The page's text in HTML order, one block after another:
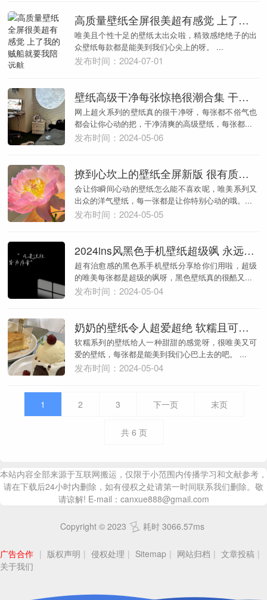
高质量壁纸全屏很美超有感觉 上了我的贼船就要我陪远航
唯美且个性十足的壁纸太出众啦，精致感绝绝子的出
众壁纸每款都是能美到我们心尖上的呀。 ...
发布时间：2024-07-01
壁纸高级干净每张惊艳很潮合集 干净系列的壁纸全屏合集
网上超火系列的壁纸真的很干净呀，每张都不俗气也
都会让你心动的把，干净清爽的高级壁纸，每张都...
发布时间：2024-05-06
撩到心坎上的壁纸全屏新版 很有质感的壁纸全网超火
会让你瞬间心动的壁纸怎么能不喜欢呢，唯美系列又
出众的洋气壁纸，每一张都是让你特别心动的哦。...
发布时间：2024-05-05
2024ins风黑色手机壁纸超级飒 永远相信美好的事即将发生
超有治愈感的黑色系手机壁纸分享给你们用啦，超级
的唯美每张都是超级的飒呀，黑色壁纸真的很酷又...
发布时间：2024-05-04
奶奶的壁纸令人超爱超绝 软糯且可爱的绝美壁纸合集
软糯系列的壁纸给人一种甜甜的感觉呀，很唯美又可
爱的壁纸，每张都是能美到我们心巴上去的吧。 ...
发布时间：2024-05-04
1 2 3 下一页 末页
共 6 页
本站内容全部来源于互联网搬运，仅限于小范围内传播学习和文献参考，
请在下载后24小时内删除，如有侵权之处请第一时间联系我们删除。敬
请谅解! E-mail：canxue888@gmail.com
Copyright © 2023 耗时 3066.57ms
广告合作 | 版权声明 | 侵权处理 | Sitemap | 网站归档 | 文章投稿 |
关于我们